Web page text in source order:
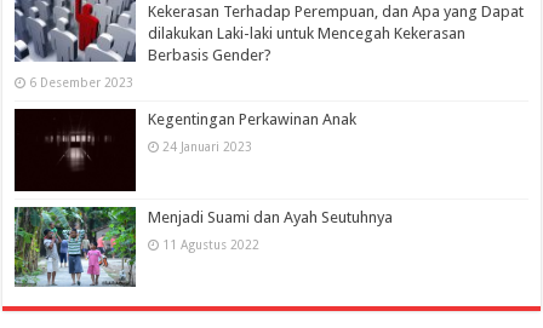
Kekerasan Terhadap Perempuan, dan Apa yang Dapat
dilakukan Laki-laki untuk Mencegah Kekerasan
Berbasis Gender?
6 Desember 2023
Kegentingan Perkawinan Anak
24 Januari 2023
Menjadi Suami dan Ayah Seutuhnya
11 Agustus 2022